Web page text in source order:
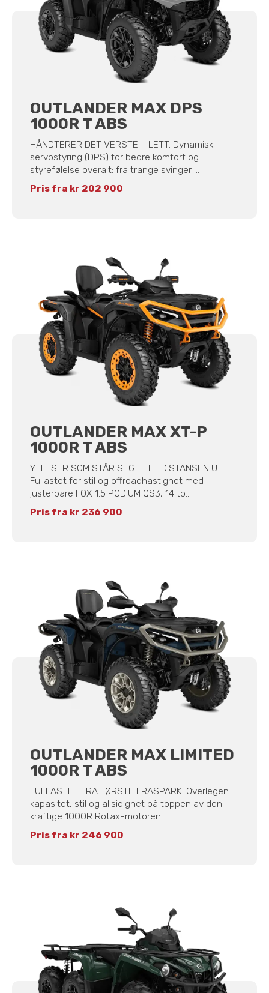
OUTLANDER MAX DPS
1000R T ABS
HÅNDTERER DET VERSTE – LETT. Dynamisk
servostyring (DPS) for bedre komfort og
styrefølelse overalt: fra trange svinger ...
Pris fra kr 202 900
OUTLANDER MAX XT-P
1000R T ABS
YTELSER SOM STÅR SEG HELE DISTANSEN UT.
Fullastet for stil og offroadhastighet med
justerbare FOX 1.5 PODIUM QS3, 14 to...
Pris fra kr 236 900
OUTLANDER MAX LIMITED
1000R T ABS
FULLASTET FRA FØRSTE FRASPARK. Overlegen
kapasitet, stil og allsidighet på toppen av den
kraftige 1000R Rotax-motoren. ...
Pris fra kr 246 900